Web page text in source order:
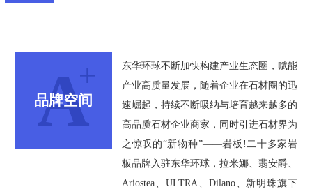
A
品牌空间
东华环球不断加快构建产业生态圈，赋能
产业高质量发展，随着企业在石材圈的迅
速崛起，持续不断吸纳与培育越来越多的
高品质石材企业商家，同时引进石材界为
之惊叹的“新物种”——岩板!二十多家岩
板品牌入驻东华环球，拉米娜、翡安爵、
Ariostea、ULTRA、Dilano、新明珠旗下